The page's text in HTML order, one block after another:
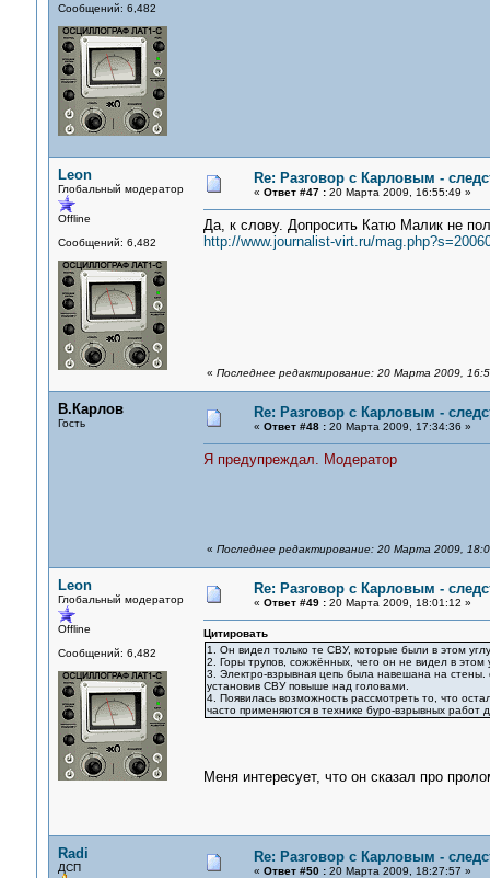
Сообщений: 6,482
Leon
Глобальный модератор
Offline
Сообщений: 6,482
Re: Разговор с Карловым -
« Ответ #47 :20 Марта 2009, 16:55:49 »
Да, к слову. Допросить Катю Малик не
http://www.journalist-virt.ru/
« Последнее редактирование: 20 Марта 2009,
В.Карлов
Гость
Re: Разговор с Карловым -
« Ответ #48 :20 Марта 2009, 17:34:36 »
Я предупреждал. Модератор
« Последнее редактирование: 20 Марта 2009,
Leon
Глобальный модератор
Offline
Сообщений: 6,482
Re: Разговор с Карловым -
« Ответ #49 :20 Марта 2009, 18:01:12 »
Цитировать
1. Он видел только те СВУ, которые были в этом
2. Горы трупов, сожжённых, чего он не видел в
3. Электро-взрывная цепь была навешана на
установив СВУ повыше над головами.
4. Появилась возможность рассмотреть то, что
часто применяются в технике буро-взрывных работ
Меня интересует, что он сказал про
Radi
ДСП
Re: Разговор с Карловым -
« Ответ #50 :20 Марта 2009, 18:27:57 »